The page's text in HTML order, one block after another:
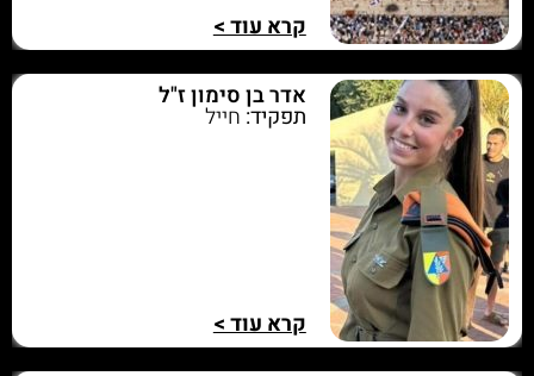
קרא עוד >
אדר בן סימון ז"ל
תפקיד: חייל
קרא עוד >